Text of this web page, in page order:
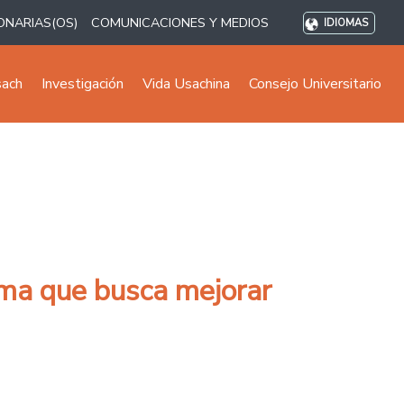
COMUNICACIONES Y MEDIOS IDIOMAS
Investigación Vida Usachina Consejo Universitario
que busca mejorar